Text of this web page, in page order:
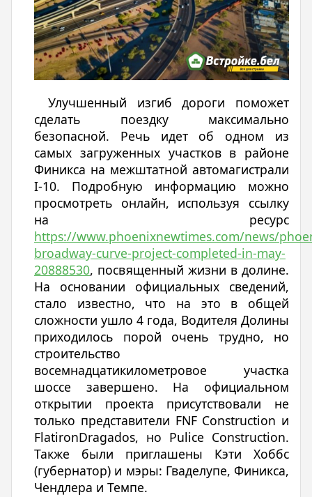
Улучшенный изгиб дороги поможет
сделать поездку максимально
безопасной. Речь идет об одном из
самых загруженных участков в районе
Финикса на межштатной автомагистрали
I-10. Подробную информацию можно
просмотреть онлайн, используя ссылку
на ресурс
https://www.phoenixnewtimes.com/news/
broadway-curve-project-completed-in-may-
20888530, посвященный жизни в долине.
На основании официальных сведений,
стало известно, что на это в общей
сложности ушло 4 года, Водителя Долины
приходилось порой очень трудно, но
строительство
восемнадцатикилометровое участка
шоссе завершено. На официальном
открытии проекта присутствовали не
только представители FNF Construction и
FlatironDragados, но Pulice Construction.
Также были приглашены Кэти Хоббс
(губернатор) и мэры: Гваделупе, Финикса,
Чендлера и Темпе.